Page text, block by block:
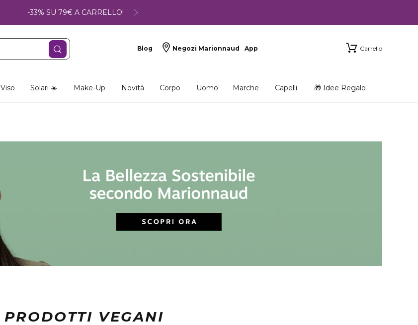
-33% SU 79€ A CARRELLO!
Blog Negozi Marionnaud App Carrello
Viso Solari ☀️ Make-Up Novità Corpo Uomo Marche Capelli 🎁 Idee Regalo
PRODOTTI VEGANI